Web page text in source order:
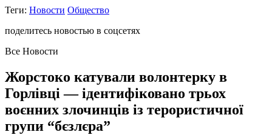
Теги: Новости Общество
поделитесь новостью в соцсетях
Все Новости
Жорстоко катували волонтерку в
Горлівці — ідентифіковано трьох
воєнних злочинців із терористичної
групи “бєзлєра”